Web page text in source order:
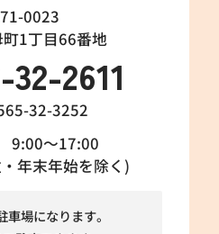
0023
1丁目66番地
32-2611
32-3252
9:00～17:00
年末年始を除く)
車場になります。